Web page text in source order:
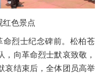
红色景点
烈士纪念碑前。松柏苍
向革命烈士默哀致敬，
哀结束后，全体团员高举